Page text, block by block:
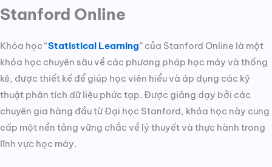
Stanford Online
Khóa học “Statistical Learning” của Stanford Online là một
khóa học chuyên sâu về các phương pháp học máy và thống
kê, được thiết kế để giúp học viên hiểu và áp dụng các kỹ
thuật phân tích dữ liệu phức tạp. Được giảng dạy bởi các
chuyên gia hàng đầu từ Đại học Stanford, khóa học này cung
cấp một nền tảng vững chắc về lý thuyết và thực hành trong
lĩnh vực học máy.